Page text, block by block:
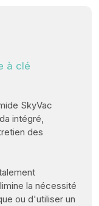
à clé
SkyVac
intégré,
des
la nécessité
ou d'utiliser un